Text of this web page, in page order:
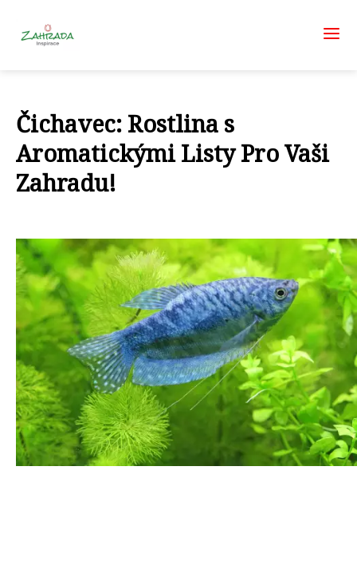
Čichavec: Rostlina s
Aromatickými Listy Pro Vaši
Zahradu!